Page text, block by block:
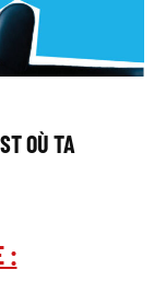
OÙ TA
: